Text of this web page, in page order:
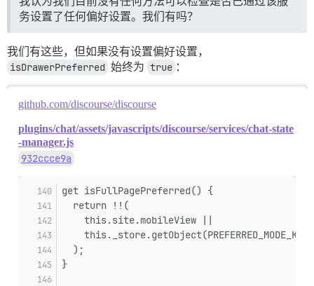
务设置了任何偏好设置。我们有吗？
我们有这些，但如果没有设置偏好设置，
isDrawerPreferred 始终为 true ：
github.com/discourse/discourse
plugins/chat/assets/javascripts/discourse/services/chat-state
-manager.js
932ccce9a
get isFullPagePreferred() {
  return !!(
    this.site.mobileView ||
  );
}